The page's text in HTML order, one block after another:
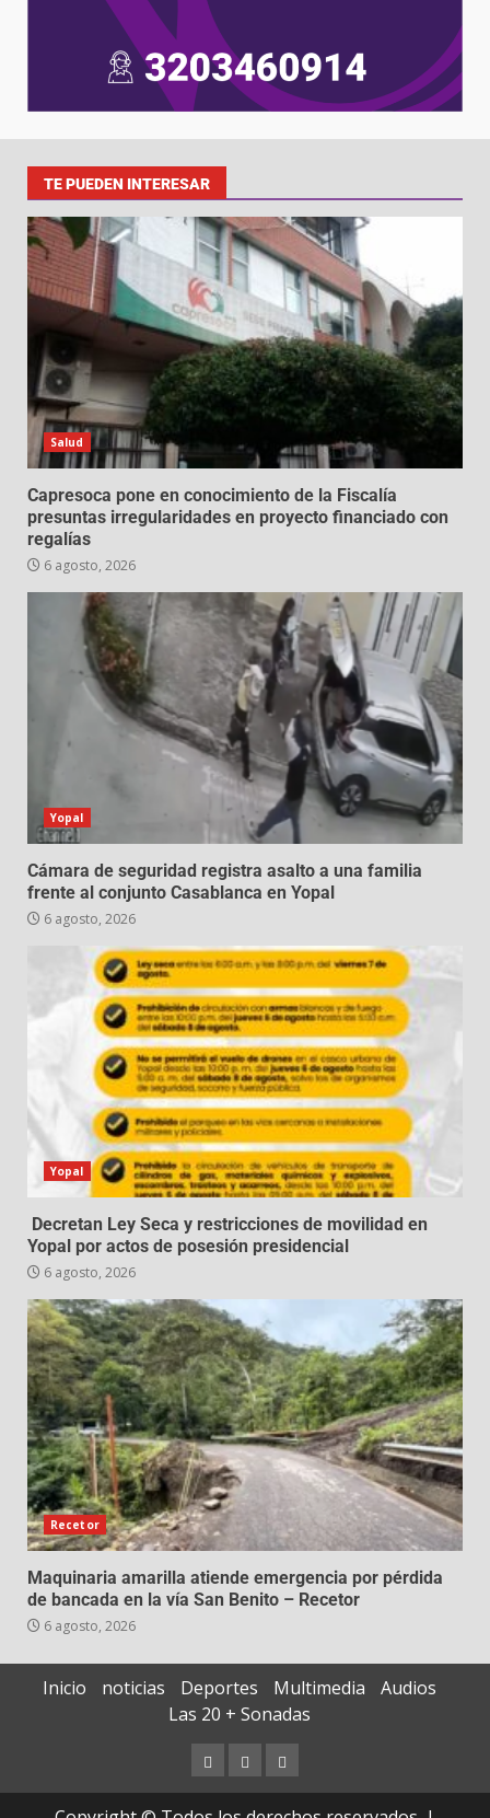
TE PUEDEN INTERESAR
Salud
Capresoca pone en conocimiento de la Fiscalía
presuntas irregularidades en proyecto financiado con
regalías
6 agosto, 2026
Yopal
Cámara de seguridad registra asalto a una familia
frente al conjunto Casablanca en Yopal
6 agosto, 2026
Yopal
Decretan Ley Seca y restricciones de movilidad en
Yopal por actos de posesión presidencial
6 agosto, 2026
Recetor
Maquinaria amarilla atiende emergencia por pérdida
de bancada en la vía San Benito – Recetor
6 agosto, 2026
Inicio noticias Deportes Multimedia
Audios
Las 20 + Sonadas